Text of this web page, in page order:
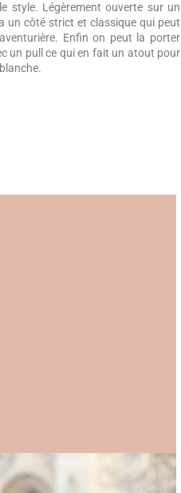
style. Légèrement ouverte sur un
un côté strict et classique qui peut
Enfin on peut la porter
un pull ce qui en fait un atout pour